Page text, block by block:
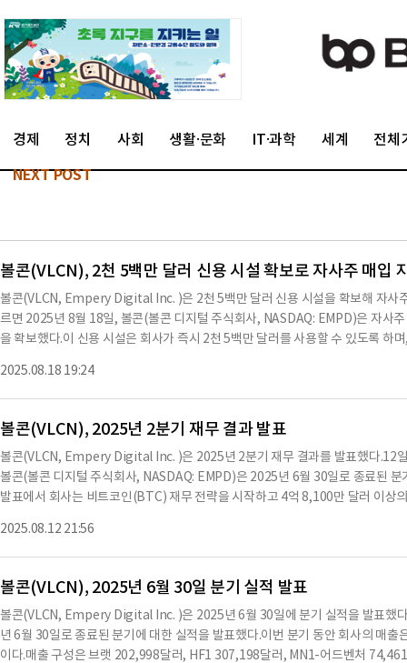
경제 정치 사회 생활·문화 IT·과학 세계 전체
NEXT POST
볼콘(VLCN), 2천 5백만 달러 신용 시설 확보로 자사주 매입
볼콘(VLCN, Empery Digital Inc. )은 2천 5백만 달러 신용 시설을 확보해 자사
르면 2025년 8월 18일, 볼콘(볼콘 디지털 주식회사, NASDAQ: EMPD)은 자사
을 확보했다.이 신용 시설은 회사가 즉시 2천 5백만 달러를 사용할 수 있도록 하
다.또한, 회사는 2천 5백만 달러를 초과하는 자사주 매입을 위해 추가로 7천 5백
볼콘은 기존의 자사주 매입 계약을 수정하여 수수료를 1%로 낮췄다.이는 경영
는 노력을 보여준다.볼콘의 공동 CEO이자 회장인 라이언 레인은 "이 신용 시설
폴리오의 일부를 전략적으로 활용하여 NAV 이하에서 자사주를 매입할 수 있는
8월 12일 이후 25.20 BTC를 추가로 매입하여 총 4,051.90 BTC를 보유하고 있
로, BTC당 평균 매입가는 117,554달러에 해당한다.볼콘은 2025년 7월 17일부
율적인 비트코인 집합체로 자리매김할 계획이다.볼콘은 전기 스포츠 차량을 제
한다.또한, 2천 5백만 달러의 신용 시설
2025.08.18 19:24
볼콘(VLCN), 2025년 2분기 재무 결과 발표
볼콘(VLCN, Empery Digital Inc. )은 2025년 2분기 재무 결과를 발표했다.12
볼콘(볼콘 디지털 주식회사, NASDAQ: EMPD)은 2025년 6월 30일로 종료된
발표에서 회사는 비트코인(BTC) 재무 전략을 시작하고 4억 8,100만 달러 이상
25년 7월 17일부로 회사는 BTC 재무 전략을 채택하여 저비용, 자본 효율적인
년 7월 21일, 회사는 특정 기관 및 인증된 투자자와 4,441만 4,189주의 보통주
자금 보증을 판매하는 사모 배치를 완료했다.이로 인해 약 4억 8,100만 달러의
를 평균 구매 가격 117,546 달러에 구매했다.2025년 8월 6일, 회사는
표에 대한 실시간 포트폴리오 메트릭을 제공하고, 소셜 미디어 계정을 통해 회
안 회사의 수익은 70만 달러로, 2025년 1분기와 비슷한 수준이며, 2024년 4분
영 비용은 372만 3,266 달러로, 운영 손실은 387만 1,806 달러에 달했다.2025
2025.08.12 21:56
볼콘(VLCN), 2025년 6월 30일 분기 실적 발표
볼콘(VLCN, Empery Digital Inc. )은 2025년 6월 30일에 분기 실적을 발표했
년 6월 30일로 종료된 분기에 대한 실적을 발표했다.이번 분기 동안 회사의 매
이다.매출 구성은 브랫 202,998달러, HF1 307,198달러, MN1-어드벤처